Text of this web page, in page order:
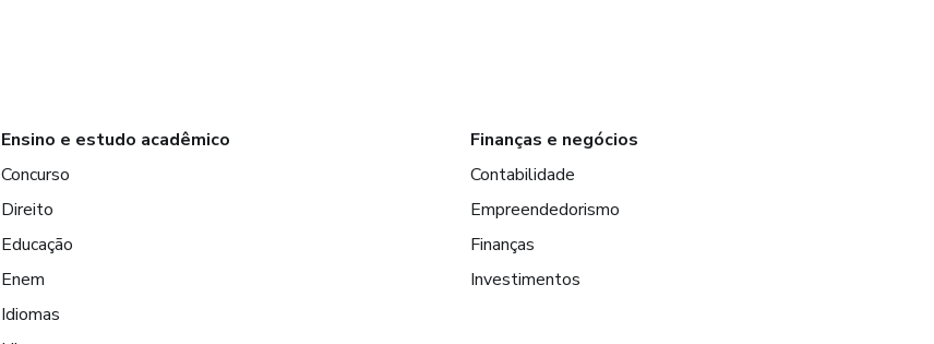
Ensino e estudo acadêmico
Concurso
Direito
Educação
Enem
Idiomas
Finanças e negócios
Contabilidade
Empreendedorismo
Finanças
Investimentos